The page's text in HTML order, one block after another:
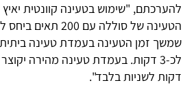
הטעינה של סוללה עם
דקות לשניות בלבד".